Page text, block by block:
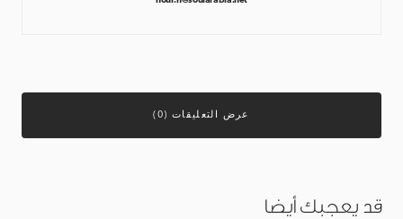
عرض التعليقات (0)
قد يعجبك أيضا